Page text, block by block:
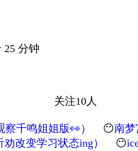
25 分钟
关注10人
千鸣姐姐版👀） 😶南梦
劝改变学习状态ing） 😶